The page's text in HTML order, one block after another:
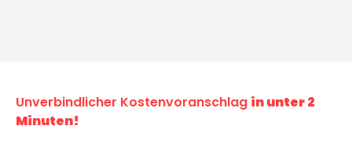
Unverbindlicher Kostenvoranschlag in unter 2
Minuten!